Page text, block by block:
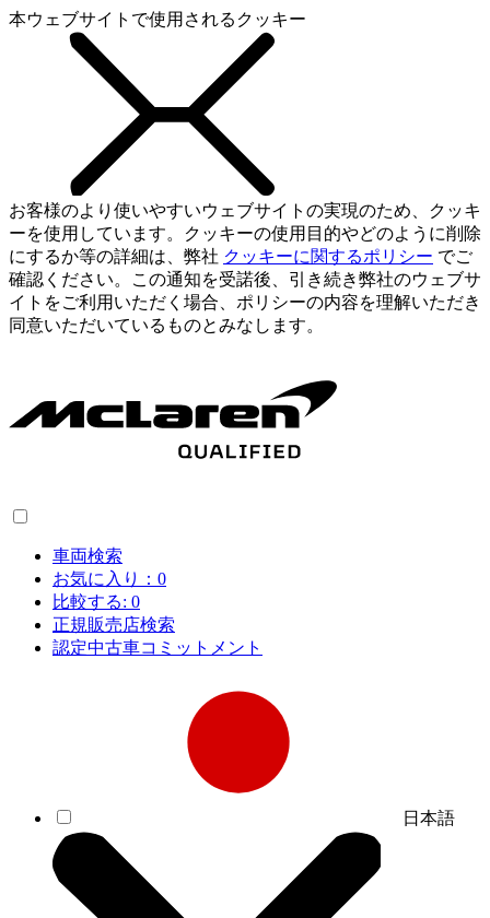
本ウェブサイトで使用されるクッキー
お客様のより使いやすいウェブサイトの実現のため、クッキ
ーを使用しています。クッキーの使用目的やどのように削除
にするか等の詳細は、弊社 クッキーに関するポリシー でご
確認ください。この通知を受諾後、引き続き弊社のウェブサ
イトをご利用いただく場合、ポリシーの内容を理解いただき
同意いただいているものとみなします。
車両検索
お気に入り： 0
比較する: 0
正規販売店検索
認定中古車コミットメント
日本語